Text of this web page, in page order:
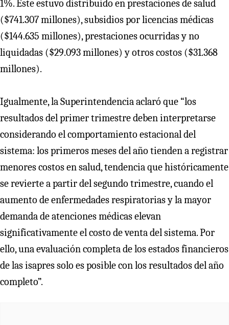
1%. Este estuvo distribuido en prestaciones de salud
($741.307 millones), subsidios por licencias médicas
($144.635 millones), prestaciones ocurridas y no
liquidadas ($29.093 millones) y otros costos ($31.368
millones).
Igualmente, la Superintendencia aclaró que “los
resultados del primer trimestre deben interpretarse
considerando el comportamiento estacional del
sistema: los primeros meses del año tienden a registrar
menores costos en salud, tendencia que históricamente
se revierte a partir del segundo trimestre, cuando el
aumento de enfermedades respiratorias y la mayor
demanda de atenciones médicas elevan
significativamente el costo de venta del sistema. Por
ello, una evaluación completa de los estados financieros
de las isapres solo es posible con los resultados del año
completo”.